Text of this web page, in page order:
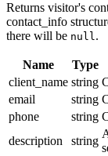
Returns visitor's
contact_info
there will be null.
Name Type
client_name string
email
string
phone
string
description
string